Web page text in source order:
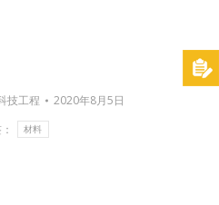
技工程
2020年8月5日
材料